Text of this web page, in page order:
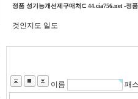
정품 성기능개선제구매처⊂ 44.cia756.net -정
것인지도 일도
이름 패